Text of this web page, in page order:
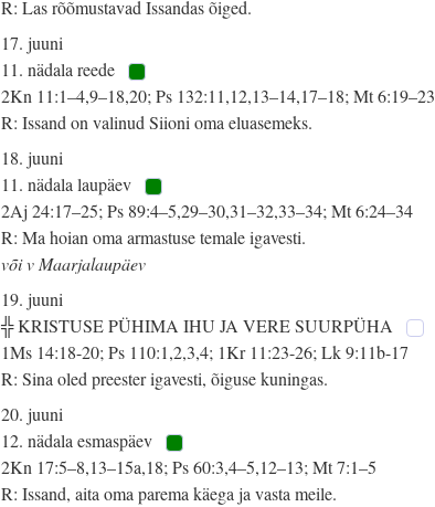
R: Las rõõmustavad Issandas õiged.
17. juuni
11. nädala reede
2Kn 11:1–4,9–18,20; Ps 132:11,12,13–14,17–18; Mt 6:19–23
R: Issand on valinud Siioni oma eluasemeks.
18. juuni
11. nädala laupäev
2Aj 24:17–25; Ps 89:4–5,29–30,31–32,33–34; Mt 6:24–34
R: Ma hoian oma armastuse temale igavesti.
või v Maarjalaupäev
19. juuni
╬ KRISTUSE PÜHIMA IHU JA VERE SUURPÜHA
1Ms 14:18-20; Ps 110:1,2,3,4; 1Kr 11:23-26; Lk 9:11b-17
R: Sina oled preester igavesti, õiguse kuningas.
20. juuni
12. nädala esmaspäev
2Kn 17:5–8,13–15a,18; Ps 60:3,4–5,12–13; Mt 7:1–5
R: Issand, aita oma parema käega ja vasta meile.